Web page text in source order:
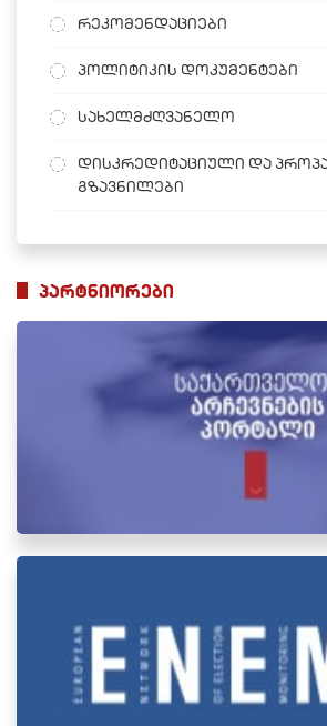
რეკომენდაციები
პოლიტიკის დოკუმენტები
სახელმძღვანელო
დისკრედიტაციული და
გზავნილები
პარტნიორები